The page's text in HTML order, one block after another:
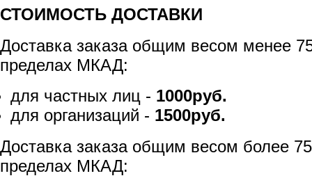
СТОИМОСТЬ ДОСТАВКИ
Доставка заказа общим весом менее
пределах МКАД:
для частных лиц - 1000руб.
для организаций - 1500руб.
Доставка заказа общим весом более
пределах МКАД: